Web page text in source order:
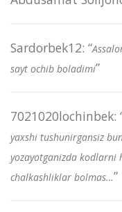
Sardorbek12: “
sayt ochib boladimi”
7021020lochinbek:
yaxshi tushunirgansiz
yozayotganizda kodlarni
chalkashliklar bolmas…”